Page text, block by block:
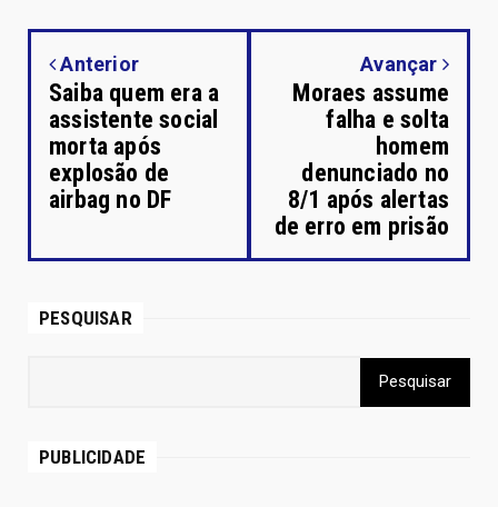
Anterior
Saiba quem era a
assistente social
morta após
explosão de
airbag no DF
Avançar
Moraes assume
falha e solta
homem
denunciado no
8/1 após alertas
de erro em prisão
PESQUISAR
PUBLICIDADE